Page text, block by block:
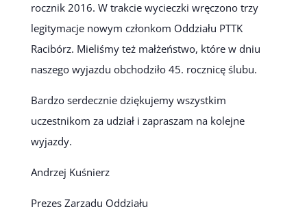
rocznik 2016. W trakcie wycieczki wręczono trzy
legitymacje nowym członkom Oddziału PTTK
Racibórz. Mieliśmy też małżeństwo, które w dniu
naszego wyjazdu obchodziło 45. rocznicę ślubu.
Bardzo serdecznie dziękujemy wszystkim
uczestnikom za udział i zapraszam na kolejne
wyjazdy.
Andrzej Kuśnierz
Prezes Zarządu Oddziału